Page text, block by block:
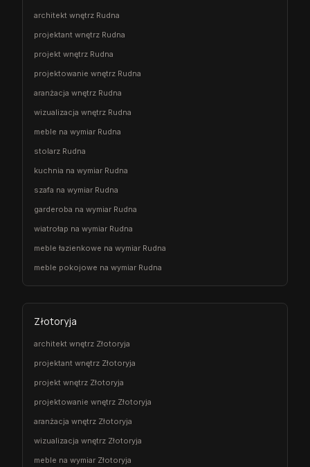
architekt wnętrz Rudna
projektant wnętrz Rudna
projekt wnętrz Rudna
projektowanie wnętrz Rudna
aranżacja wnętrz Rudna
wizualizacja wnętrz Rudna
meble na wymiar Rudna
stolarz Rudna
kuchnia na wymiar Rudna
szafa na wymiar Rudna
garderoba na wymiar Rudna
wiatrołap na wymiar Rudna
meble łazienkowe na wymiar Rudna
meble pokojowe na wymiar Rudna
Złotoryja
architekt wnętrz Złotoryja
projektant wnętrz Złotoryja
projekt wnętrz Złotoryja
projektowanie wnętrz Złotoryja
aranżacja wnętrz Złotoryja
wizualizacja wnętrz Złotoryja
meble na wymiar Złotoryja